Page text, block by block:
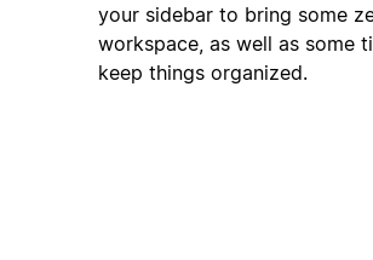
your sidebar to bring some
workspace, as well as some
keep things organized.